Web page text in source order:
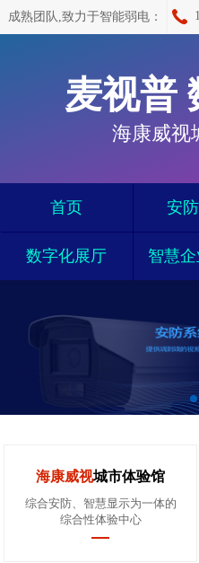
成熟团队,致力于智能弱电：
麦视普
海康威视
首页 安
数字化展厅 智慧
海康威视城市体验馆
综合安防、智慧显示为一体的
综合性体验中心